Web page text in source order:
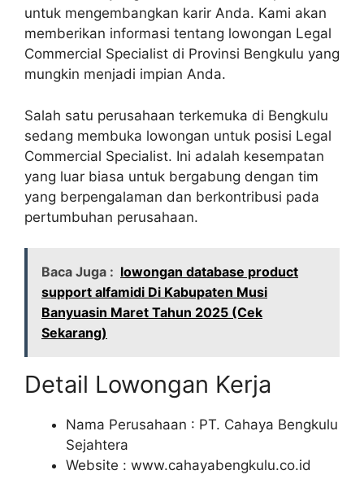
untuk mengembangkan karir Anda. Kami akan
memberikan informasi tentang lowongan Legal
Commercial Specialist di Provinsi Bengkulu yang
mungkin menjadi impian Anda.
Salah satu perusahaan terkemuka di Bengkulu
sedang membuka lowongan untuk posisi Legal
Commercial Specialist. Ini adalah kesempatan
yang luar biasa untuk bergabung dengan tim
yang berpengalaman dan berkontribusi pada
pertumbuhan perusahaan.
Baca Juga : lowongan database product
support alfamidi Di Kabupaten Musi
Banyuasin Maret Tahun 2025 (Cek
Sekarang)
Detail Lowongan Kerja
Nama Perusahaan : PT. Cahaya Bengkulu
Sejahtera
Website : www.cahayabengkulu.co.id